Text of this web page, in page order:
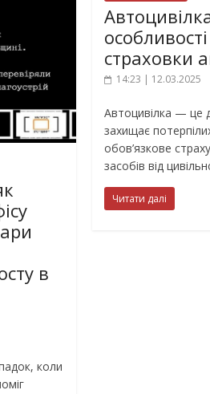
в
коли
страховки
14:23 | 12.03.2025
Автоцивілка — це
захищає
обов’язкове
засобів від
Читати далі